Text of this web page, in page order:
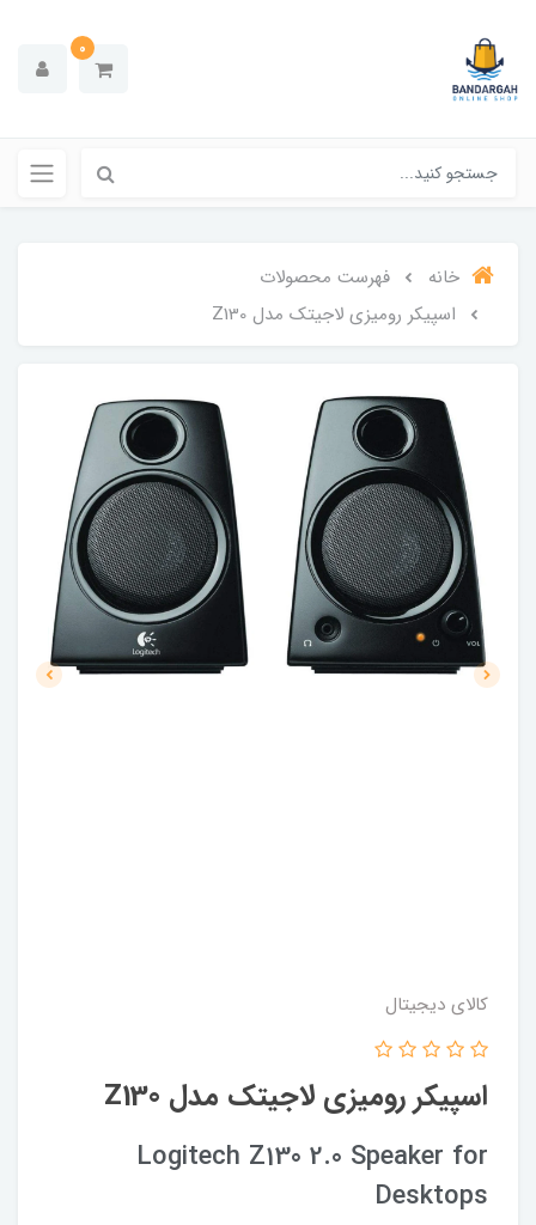
0
خانه
فهرست محصولات
اسپیکر رومیزی لاجیتک مدل Z130
کالای دیجیتال
اسپیکر رومیزی لاجیتک مدل Z130
Logitech Z130 2.0 Speaker for
Desktops